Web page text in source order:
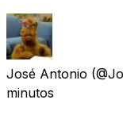
José Antonio
minutos